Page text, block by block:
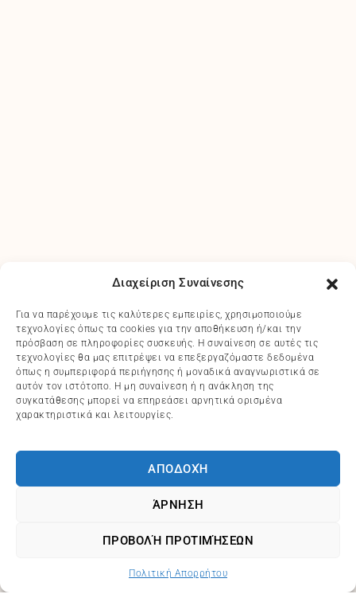
Διαχείριση Συναίνεσης
Για να παρέχουμε τις καλύτερες εμπειρίες, χρησιμοποιούμε
τεχνολογίες όπως τα cookies για την αποθήκευση ή/και την
πρόσβαση σε πληροφορίες συσκευής. Η συναίνεση σε αυτές τις
τεχνολογίες θα μας επιτρέψει να επεξεργαζόμαστε δεδομένα
όπως η συμπεριφορά περιήγησης ή μοναδικά αναγνωριστικά σε
αυτόν τον ιστότοπο. Η μη συναίνεση ή η ανάκληση της
συγκατάθεσης μπορεί να επηρεάσει αρνητικά ορισμένα
χαρακτηριστικά και λειτουργίες.
ΑΠΟΔΟΧΉ
ΆΡΝΗΣΗ
ΠΡΟΒΟΛΉ ΠΡΟΤΙΜΉΣΕΩΝ
Πολιτική Απορρήτου